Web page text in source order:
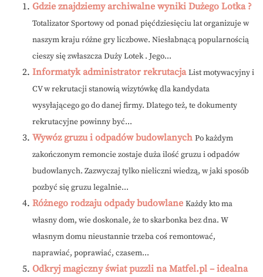
Gdzie znajdziemy archiwalne wyniki Dużego Lotka ?
Totalizator Sportowy od ponad pięćdziesięciu lat organizuje w
naszym kraju różne gry liczbowe. Niesłabnącą popularnością
cieszy się zwłaszcza Duży Lotek . Jego...
Informatyk administrator rekrutacja List motywacyjny i
CV w rekrutacji stanowią wizytówkę dla kandydata
wysyłającego go do danej firmy. Dlatego też, te dokumenty
rekrutacyjne powinny być...
Wywóz gruzu i odpadów budowlanych Po każdym
zakończonym remoncie zostaje duża ilość gruzu i odpadów
budowlanych. Zazwyczaj tylko nieliczni wiedzą, w jaki sposób
pozbyć się gruzu legalnie...
Różnego rodzaju odpady budowlane Każdy kto ma
własny dom, wie doskonale, że to skarbonka bez dna. W
własnym domu nieustannie trzeba coś remontować,
naprawiać, poprawiać, czasem...
Odkryj magiczny świat puzzli na Matfel.pl – idealna